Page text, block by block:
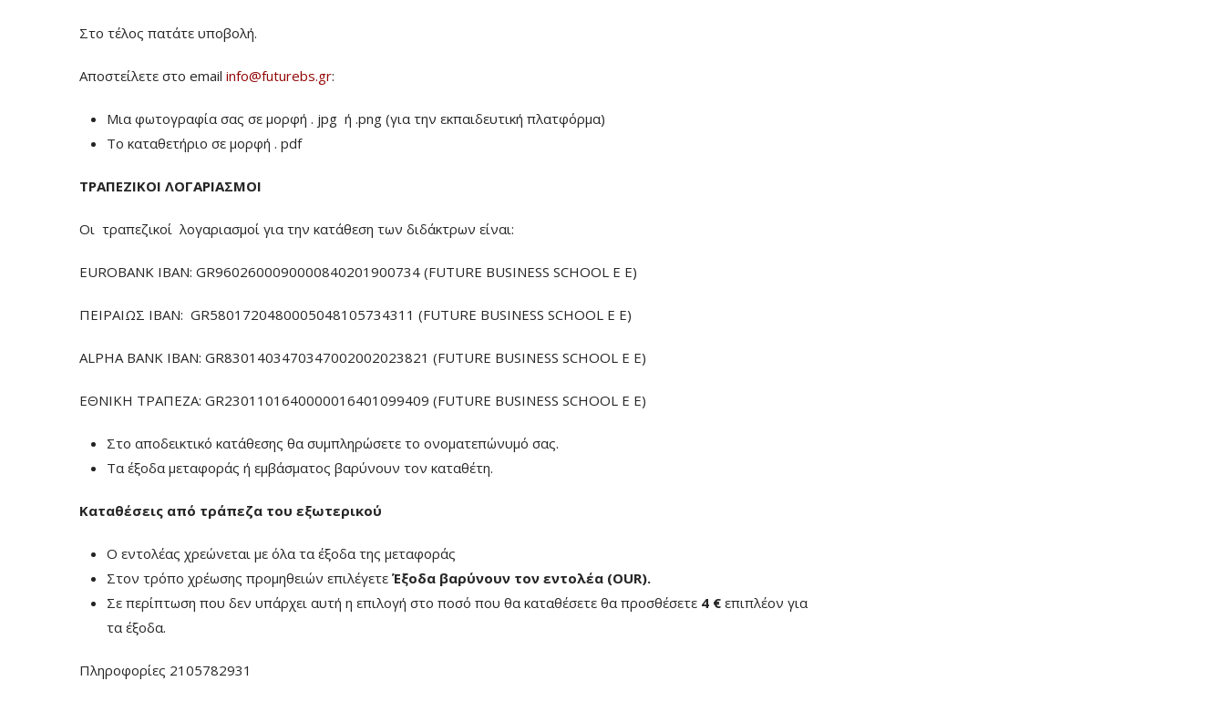
Στο τέλος πατάτε υποβολή.
Αποστείλετε στο email info@futurebs.gr:
Μια φωτογραφία σας σε μορφή . jpg ή .png (για την εκπαιδευτική πλατφόρμα)
To καταθετήριο σε μορφή . pdf
ΤΡΑΠΕΖΙΚΟΙ ΛΟΓΑΡΙΑΣΜΟΙ
Οι τραπεζικοί λογαριασμοί για την κατάθεση των διδάκτρων είναι:
EUROBANK IBAN: GR9602600090000840201900734 (FUTURE BUSINESS SCHOOL E E)
ΠΕΙΡΑΙΩΣ ΙΒΑΝ: GR5801720480005048105734311 (FUTURE BUSINESS SCHOOL E E)
ALPHA BANK IBAN: GR8301403470347002002023821 (FUTURE BUSINESS SCHOOL E E)
ΕΘΝΙΚΗ ΤΡΑΠΕΖΑ: GR2301101640000016401099409 (FUTURE BUSINESS SCHOOL E E)
Στο αποδεικτικό κατάθεσης θα συμπληρώσετε το ονοματεπώνυμό σας.
Τα έξοδα μεταφοράς ή εμβάσματος βαρύνουν τον καταθέτη.
Καταθέσεις από τράπεζα του εξωτερικού
Ο εντολέας χρεώνεται με όλα τα έξοδα της μεταφοράς
Στον τρόπο χρέωσης προμηθειών επιλέγετε Έξοδα βαρύνουν τον εντολέα (ΟUR).
Σε περίπτωση που δεν υπάρχει αυτή η επιλογή στο ποσό που θα καταθέσετε θα προσθέσετε 4 € επιπλέον για
τα έξοδα.
Πληροφορίες 2105782931